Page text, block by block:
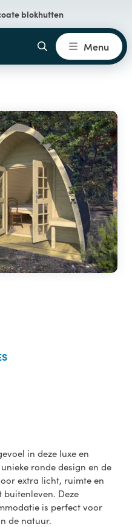
blokhutten
Menu
in deze luxe en
ronde design en de
extra licht, ruimte en
Deze
is perfect voor
de natuur.